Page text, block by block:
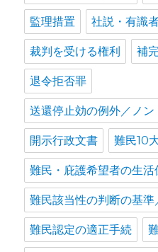
監理措置 社説・有識
裁判を受ける権利 補
退令拒否罪
送還停止効の例外／ノ
開示行政文書 難民10
難民・庇護希望者の生活
難民該当性の判断の基準
難民認定の適正手続